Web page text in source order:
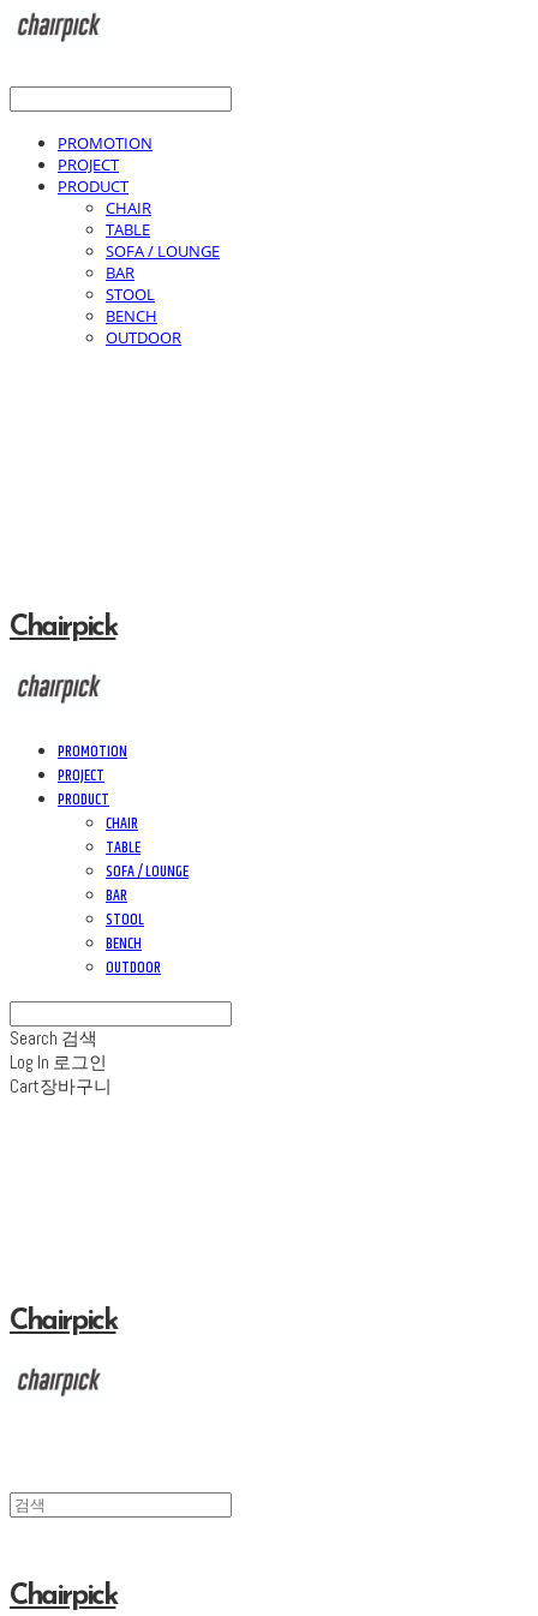
PROMOTION
PROJECT
PRODUCT
CHAIR
TABLE
SOFA / LOUNGE
BAR
STOOL
BENCH
OUTDOOR
Chairpick
PROMOTION
PROJECT
PRODUCT
CHAIR
TABLE
SOFA / LOUNGE
BAR
STOOL
BENCH
OUTDOOR
Search 검색
Log In 로그인
Cart장바구니
Chairpick
Chairpick